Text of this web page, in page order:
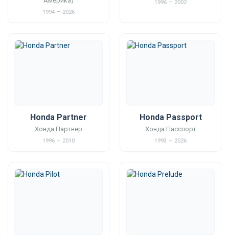
1994 — 2026
1996 — 2002
Honda Partner
Хонда Партнер
1996 — 2010
Honda Passport
Хонда Пасспорт
1993 — 2026